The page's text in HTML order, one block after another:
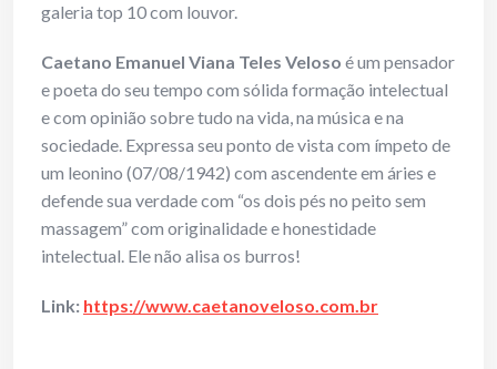
galeria top 10 com louvor.
Caetano Emanuel Viana Teles Veloso é um pensador
e poeta do seu tempo com sólida formação intelectual
e com opinião sobre tudo na vida, na música e na
sociedade. Expressa seu ponto de vista com ímpeto de
um leonino (07/08/1942) com ascendente em áries e
defende sua verdade com “os dois pés no peito sem
massagem” com originalidade e honestidade
intelectual. Ele não alisa os burros!
Link: https://www.caetanoveloso.com.br